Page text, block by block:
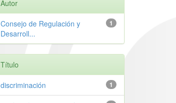
Autor
1
Consejo de Regulación y
Desarroll...
Título
1
discriminación